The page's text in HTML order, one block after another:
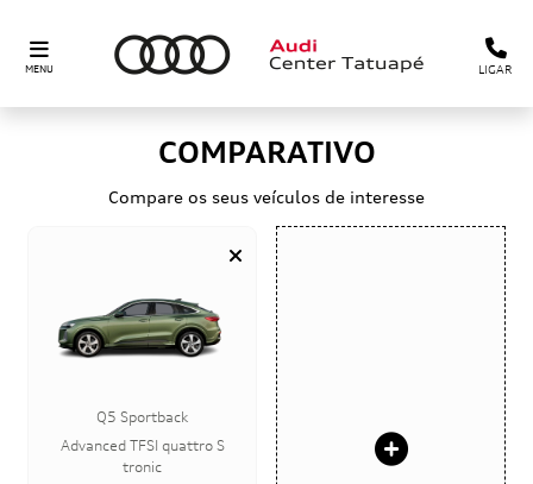
MENU LIGAR
COMPARATIVO
Compare os seus veículos de interesse
Q5 Sportback
Advanced TFSI quattro S
tronic